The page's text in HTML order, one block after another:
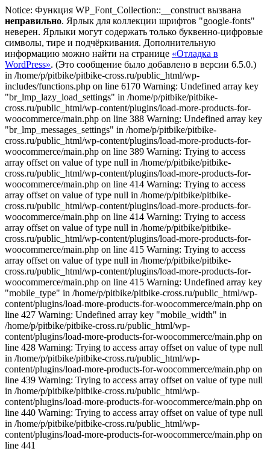
Notice: Функция WP_Font_Collection::__construct вызвана
неправильно. Ярлык для коллекции шрифтов "google-fonts"
неверен. Ярлыки могут содержать только буквенно-цифровые
символы, тире и подчёркивания. Дополнительную
информацию можно найти на странице «Отладка в
WordPress». (Это сообщение было добавлено в версии 6.5.0.)
in /home/p/pitbike/pitbike-cross.ru/public_html/wp-
includes/functions.php on line 6170 Warning: Undefined array key
"br_lmp_lazy_load_settings" in /home/p/pitbike/pitbike-
cross.ru/public_html/wp-content/plugins/load-more-products-for-
woocommerce/main.php on line 388 Warning: Undefined array key
"br_lmp_messages_settings" in /home/p/pitbike/pitbike-
cross.ru/public_html/wp-content/plugins/load-more-products-for-
woocommerce/main.php on line 389 Warning: Trying to access
array offset on value of type null in /home/p/pitbike/pitbike-
cross.ru/public_html/wp-content/plugins/load-more-products-for-
woocommerce/main.php on line 414 Warning: Trying to access
array offset on value of type null in /home/p/pitbike/pitbike-
cross.ru/public_html/wp-content/plugins/load-more-products-for-
woocommerce/main.php on line 414 Warning: Trying to access
array offset on value of type null in /home/p/pitbike/pitbike-
cross.ru/public_html/wp-content/plugins/load-more-products-for-
woocommerce/main.php on line 415 Warning: Trying to access
array offset on value of type null in /home/p/pitbike/pitbike-
cross.ru/public_html/wp-content/plugins/load-more-products-for-
woocommerce/main.php on line 415 Warning: Undefined array key
"mobile_type" in /home/p/pitbike/pitbike-cross.ru/public_html/wp-
content/plugins/load-more-products-for-woocommerce/main.php on
line 427 Warning: Undefined array key "mobile_width" in
/home/p/pitbike/pitbike-cross.ru/public_html/wp-
content/plugins/load-more-products-for-woocommerce/main.php on
line 428 Warning: Trying to access array offset on value of type null
in /home/p/pitbike/pitbike-cross.ru/public_html/wp-
content/plugins/load-more-products-for-woocommerce/main.php on
line 439 Warning: Trying to access array offset on value of type null
in /home/p/pitbike/pitbike-cross.ru/public_html/wp-
content/plugins/load-more-products-for-woocommerce/main.php on
line 440 Warning: Trying to access array offset on value of type null
in /home/p/pitbike/pitbike-cross.ru/public_html/wp-
content/plugins/load-more-products-for-woocommerce/main.php on
line 441